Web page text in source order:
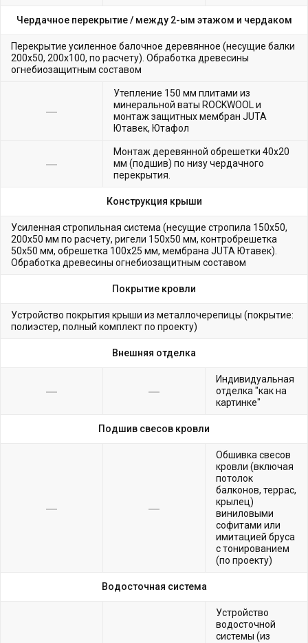
Чердачное перекрытие / между 2-ым этажом и чердаком
Перекрытие усиленное балочное деревянное (несущие балки
200х50, 200х100, по расчету). Обработка древесины
огнебиозащитным составом
Утепление 150 мм плитами из
минеральной ваты ROCKWOOL и
монтаж защитных мембран JUTA
Ютавек, Ютафол
Монтаж деревянной обрешетки 40х20
мм (подшив) по низу чердачного
перекрытия.
Конструкция крыши
Усиленная стропильная система (несущие стропила 150х50,
200х50 мм по расчету, ригели 150х50 мм, контробрешетка
50х50 мм, обрешетка 100х25 мм, мембрана JUTA Ютавек).
Обработка древесины огнебиозащитным составом
Покрытие кровли
Устройство покрытия крыши из металлочерепицы (покрытие:
полиэстер, полный комплект по проекту)
Внешняя отделка
Индивидуальная
отделка "как на
картинке"
Подшив свесов кровли
Обшивка свесов
кровли (включая
потолок
балконов, террас,
крылец)
виниловыми
софитами или
имитацией бруса
с тонированием
(по проекту)
Водосточная система
Устройство
водосточной
системы (из